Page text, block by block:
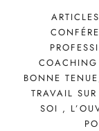
COACHING
BONNE
TRAVAIL
SOI ,